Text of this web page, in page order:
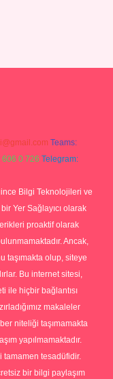
Teams:
0 726 Telegram:
Bilgi Teknolojileri ve
Yer Sağlayıcı olarak
proaktif olarak
Ancak,
taşımakta olup, siteye
Bu internet sitesi,
ile hiçbir bağlantısı
makaleler
niteliği taşımamakta
yapılmamaktadır.
tamamen tesadüfidir.
bir bilgi paylaşım